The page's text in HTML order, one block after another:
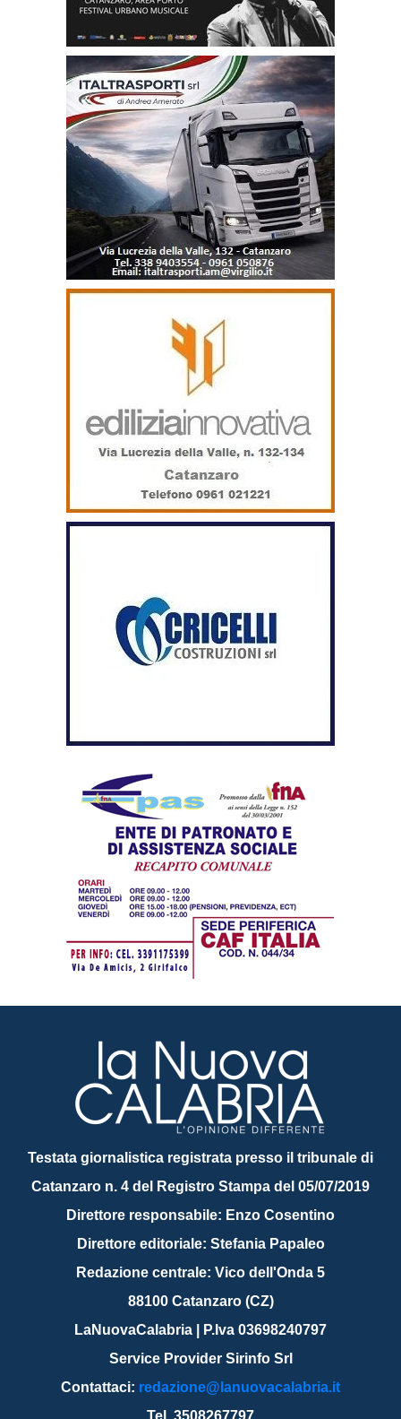
Testata giornalistica registrata presso il tribunale di
Catanzaro n. 4 del Registro Stampa del 05/07/2019
Direttore responsabile: Enzo Cosentino
Direttore editoriale: Stefania Papaleo
Redazione centrale: Vico dell'Onda 5
88100 Catanzaro (CZ)
LaNuovaCalabria | P.Iva 03698240797
Service Provider Sirinfo Srl
Contattaci: redazione@lanuovacalabria.it
Tel. 3508267797